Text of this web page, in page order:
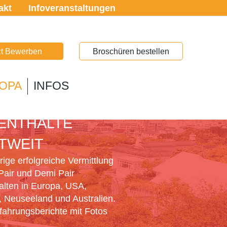
Infoveranstaltungen
Bewerben Broschüren bestellen
INFOS
erfolgreiche Vermittlung
und Demi Pair
in Europa, USA,
Neuseeland und Australien.
mit Fotos